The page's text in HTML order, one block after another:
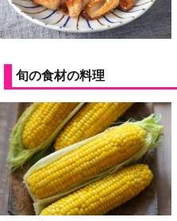
旬の食材の料理